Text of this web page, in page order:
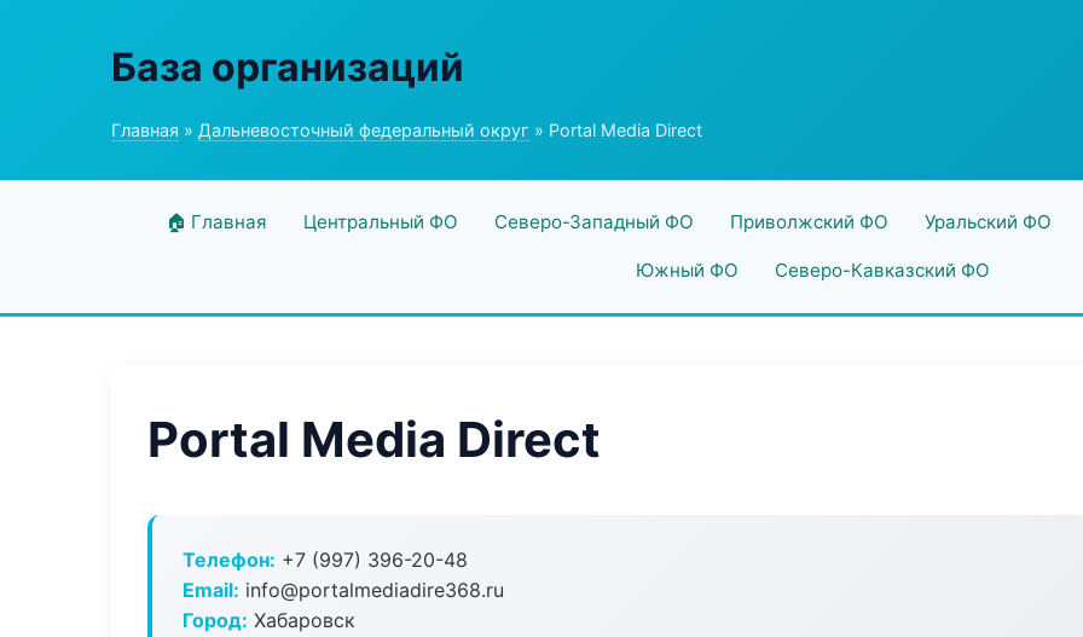
База организаций
Главная » Дальневосточный федеральный округ » Portal Media Direct
🏠 Главная Центральный ФО Северо-Западный ФО Приволжский ФО Уральский ФО
Южный ФО Северо-Кавказский ФО
Portal Media Direct
Телефон: +7 (997) 396-20-48
Email: info@portalmediadire368.ru
Город: Хабаровск